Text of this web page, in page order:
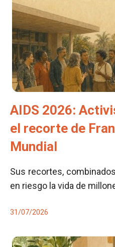
AIDS 2026:
el recorte de
Mundial
Sus recortes,
en riesgo la vida de
31/07/2026